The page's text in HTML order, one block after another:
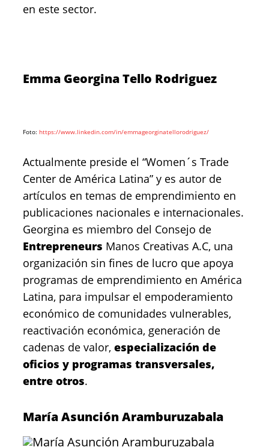
en este sector.
Emma Georgina Tello Rodriguez
Foto: https://www.linkedin.com/in/emmageorginatellorodriguez/
Actualmente preside el “Women´s Trade
Center de América Latina” y es autor de
artículos en temas de emprendimiento en
publicaciones nacionales e internacionales.
Georgina es miembro del Consejo de
Entrepreneurs Manos Creativas A.C, una
organización sin fines de lucro que apoya
programas de emprendimiento en América
Latina, para impulsar el empoderamiento
económico de comunidades vulnerables,
reactivación económica, generación de
cadenas de valor, especialización de
oficios y programas transversales,
entre otros.
María Asunción Aramburuzabala